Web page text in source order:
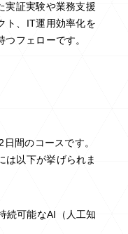
実証実験や業務支援
ト、IT運用効率化を
フェローです。
間のコースです。
は以下が挙げられま
続可能なAI（人工知